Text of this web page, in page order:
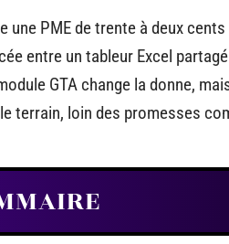
une PME de trente à deux
entre un tableur Excel
GTA change la donne,
terrain, loin des promesses